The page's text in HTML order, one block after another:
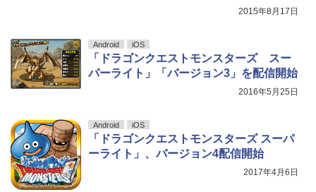
2015年8月17日
Android iOS
「ドラゴンクエストモンスターズ スー
パーライト」「バージョン3」を配信開始
2016年5月25日
Android iOS
「ドラゴンクエストモンスターズ スーパ
ーライト」、バージョン4配信開始
2017年4月6日